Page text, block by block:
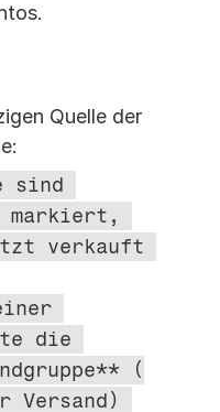
Quelle der
sind
markiert,
verkauft
die
(
Versand)